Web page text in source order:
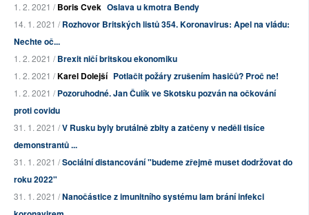
1. 2. 2021 /Boris Cvek Oslava u kmotra Bendy
14. 1. 2021 /Rozhovor Britských listů 354. Koronavirus: Apel na vládu:
Nechte oč...
1. 2. 2021 /Brexit ničí britskou ekonomiku
1. 2. 2021 /Karel Dolejší Potlačit požáry zrušením hasičů? Proč ne!
1. 2. 2021 /Pozoruhodné. Jan Čulík ve Skotsku pozván na očkování
proti covidu
31. 1. 2021 /V Rusku byly brutálně zbity a zatčeny v neděli tisíce
demonstrantů ...
31. 1. 2021 /Sociální distancování "budeme zřejmě muset dodržovat do
roku 2022"
31. 1. 2021 /Nanočástice z imunitního systému lam brání infekci